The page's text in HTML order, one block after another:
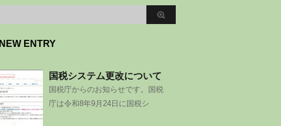
NEW ENTRY
国税システム更改について
国税庁からのお知らせです。国税
庁は令和8年9月24日に国税シ